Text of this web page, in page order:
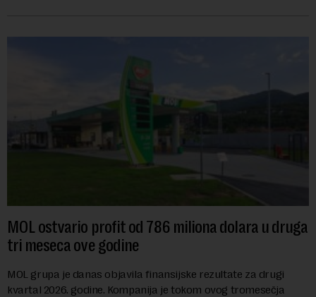
MOL ostvario profit od 786 miliona dolara u druga
tri meseca ove godine
MOL grupa je danas objavila finansijske rezultate za drugi
kvartal 2026. godine. Kompanija je tokom ovog tromesečja